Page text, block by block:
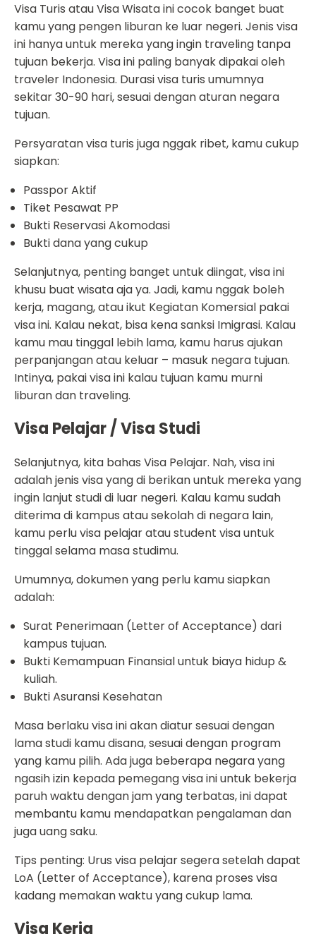
Visa Turis atau Visa Wisata ini cocok banget buat
kamu yang pengen liburan ke luar negeri. Jenis visa
ini hanya untuk mereka yang ingin traveling tanpa
tujuan bekerja. Visa ini paling banyak dipakai oleh
traveler Indonesia. Durasi visa turis umumnya
sekitar 30-90 hari, sesuai dengan aturan negara
tujuan.
Persyaratan visa turis juga nggak ribet, kamu cukup
siapkan:
Passpor Aktif
Tiket Pesawat PP
Bukti Reservasi Akomodasi
Bukti dana yang cukup
Selanjutnya, penting banget untuk diingat, visa ini
khusu buat wisata aja ya. Jadi, kamu nggak boleh
kerja, magang, atau ikut Kegiatan Komersial pakai
visa ini. Kalau nekat, bisa kena sanksi Imigrasi. Kalau
kamu mau tinggal lebih lama, kamu harus ajukan
perpanjangan atau keluar – masuk negara tujuan.
Intinya, pakai visa ini kalau tujuan kamu murni
liburan dan traveling.
Visa Pelajar / Visa Studi
Selanjutnya, kita bahas Visa Pelajar. Nah, visa ini
adalah jenis visa yang di berikan untuk mereka yang
ingin lanjut studi di luar negeri. Kalau kamu sudah
diterima di kampus atau sekolah di negara lain,
kamu perlu visa pelajar atau student visa untuk
tinggal selama masa studimu.
Umumnya, dokumen yang perlu kamu siapkan
adalah:
Surat Penerimaan (Letter of Acceptance) dari
kampus tujuan.
Bukti Kemampuan Finansial untuk biaya hidup &
kuliah.
Bukti Asuransi Kesehatan
Masa berlaku visa ini akan diatur sesuai dengan
lama studi kamu disana, sesuai dengan program
yang kamu pilih. Ada juga beberapa negara yang
ngasih izin kepada pemegang visa ini untuk bekerja
paruh waktu dengan jam yang terbatas, ini dapat
membantu kamu mendapatkan pengalaman dan
juga uang saku.
Tips penting: Urus visa pelajar segera setelah dapat
LoA (Letter of Acceptance), karena proses visa
kadang memakan waktu yang cukup lama.
Visa Kerja